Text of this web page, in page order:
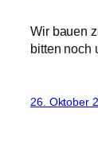
Wir bauen
bitten noch
26. Oktober